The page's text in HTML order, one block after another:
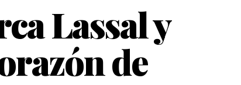
Lassal y
de